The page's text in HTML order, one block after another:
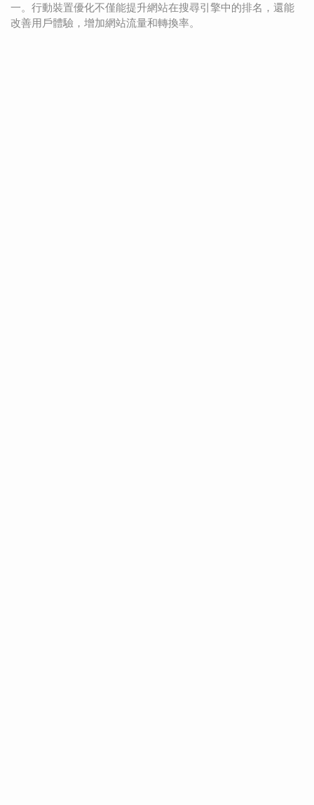
一。行動裝置優化不僅能提升網站在搜尋引擎中的排名，還能
改善用戶體驗，增加網站流量和轉換率。